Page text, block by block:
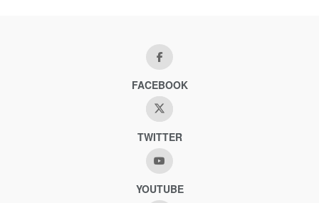
FACEBOOK
TWITTER
YOUTUBE